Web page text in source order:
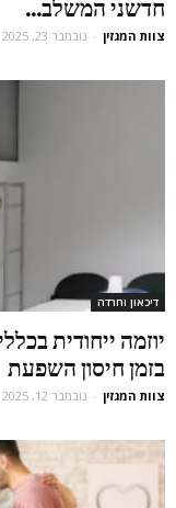
חדשני המשלב...
צוות המגזין - נובמבר 23, 2025
דיכאון וחרדה
יוזמה ייחודית
בזמן חיסון השפעת
צוות המגזין - נובמבר 12, 2025